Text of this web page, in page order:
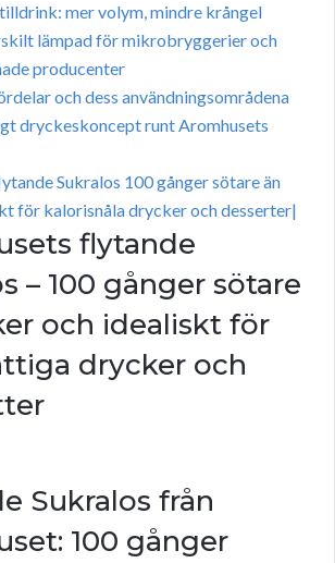
mer volym, mindre krångel
lämpad för mikrobryggerier och
producenter
och dess användningsområdena
dryckeskoncept runt Aromhusets
Sukralos 100 gånger sötare än
för kalorisnåla drycker och desserter|
flytande
– 100 gånger sötare
och idealiskt för
drycker och
Sukralos från
100 gånger